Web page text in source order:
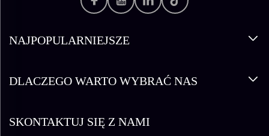
NAJPOPULARNIEJSZE
DLACZEGO WARTO WYBRAĆ NAS
SKONTAKTUJ SIĘ Z NAMI